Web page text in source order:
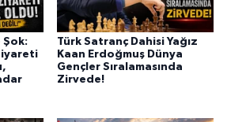
Şok:
Türk Satranç Dahisi Yağız
Kaan Erdoğmuş Dünya
Gençler Sıralamasında
Zirvede!